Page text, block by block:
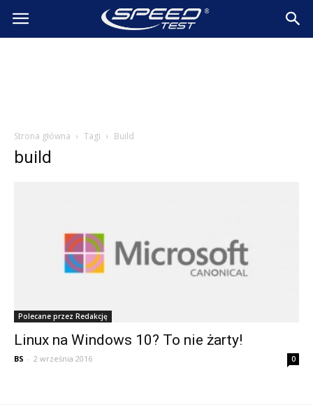
SpeedTest.pl
Strona główna Tagi Build
build
Polecane przez Redakcję
Linux na Windows 10? To nie żarty!
BS - 2 września 2016 0